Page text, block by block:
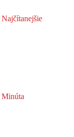
Najčítanejšie
Minúta